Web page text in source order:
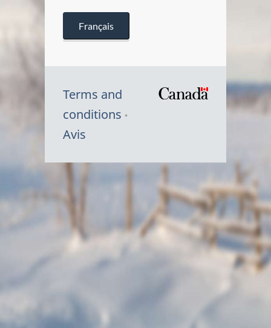
Français
Terms and
conditions
Avis
Symbole
Canada